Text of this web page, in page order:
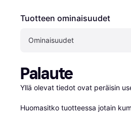
Tuotteen ominaisuudet
Ominaisuudet
Palaute
Yllä olevat tiedot ovat peräisin
Huomasitko tuotteessa jotain